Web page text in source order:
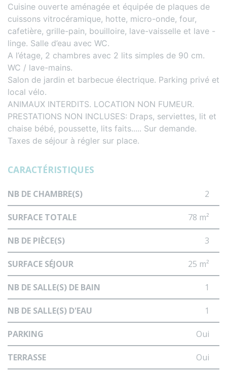
Cuisine ouverte aménagée et équipée de plaques de
cuissons vitrocéramique, hotte, micro-onde, four,
cafetière, grille-pain, bouilloire, lave-vaisselle et lave -
linge. Salle d’eau avec WC.
A l’étage, 2 chambres avec 2 lits simples de 90 cm.
WC / lave-mains.
Salon de jardin et barbecue électrique. Parking privé et
local vélo.
ANIMAUX INTERDITS. LOCATION NON FUMEUR.
PRESTATIONS NON INCLUSES: Draps, serviettes, lit et
chaise bébé, poussette, lits faits..... Sur demande.
Taxes de séjour à régler sur place.
CARACTÉRISTIQUES
NB DE CHAMBRE(S) 2
SURFACE TOTALE 78 m²
NB DE PIÈCE(S) 3
SURFACE SÉJOUR 25 m²
NB DE SALLE(S) DE BAIN 1
NB DE SALLE(S) D'EAU 1
PARKING Oui
TERRASSE Oui